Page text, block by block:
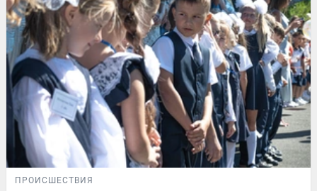
ПРОИСШЕСТВИЯ